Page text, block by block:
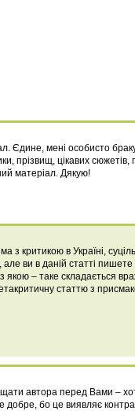
Єдине, мені особисто
прізвищ, цікавих
матеріал. Дякую!
критикою в Україні,
ви в даній статті пишете
якою – таке складається
статтю з
автора перед Вами –
добре, бо це виявляє